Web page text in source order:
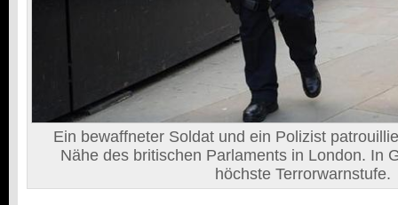
Ein bewaffneter Soldat und ein Polizist
Nähe des britischen Parlaments in London. In
höchste Terrorwarnstufe.